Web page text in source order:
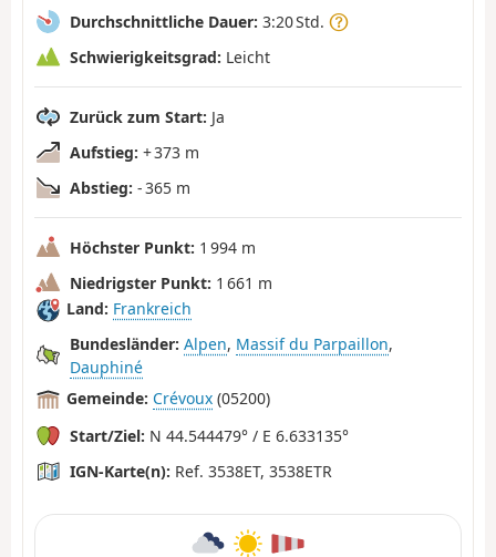
Durchschnittliche Dauer: 3:20 Std.
Schwierigkeitsgrad: Leicht
Zurück zum Start: Ja
Aufstieg: + 373 m
Abstieg: - 365 m
Höchster Punkt: 1 994 m
Niedrigster Punkt: 1 661 m
Land: Frankreich
Bundesländer: Alpen, Massif du Parpaillon,
Dauphiné
Gemeinde: Crévoux (05200)
Start/Ziel: N 44.544479° / E 6.633135°
IGN-Karte(n): Ref. 3538ET, 3538ETR